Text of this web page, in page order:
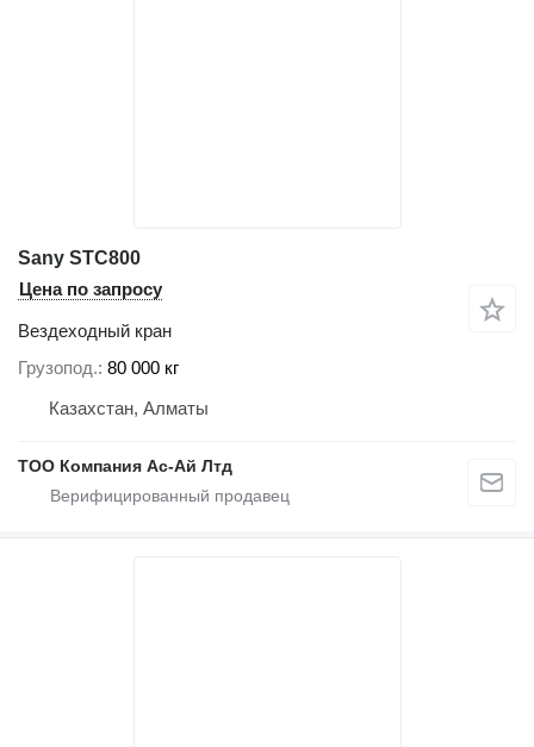
Sany STC800
Цена по запросу
Вездеходный кран
Грузопод. 80 000 кг
Казахстан, Алматы
ТОО Компания Ас-Ай Лтд